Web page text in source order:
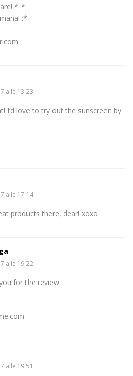
*_*
:*
alle 13:23
I’d love to try out the sunscreen by
alle 17:14
products there, dear! xoxo
alle 19:22
for the review
alle 19:51